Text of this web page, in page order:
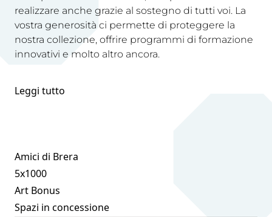
realizzare anche grazie al sostegno di tutti voi. La
vostra generosità ci permette di proteggere la
nostra collezione, offrire programmi di formazione
innovativi e molto altro ancora.
Leggi tutto
Amici di Brera
5x1000
Art Bonus
Spazi in concessione